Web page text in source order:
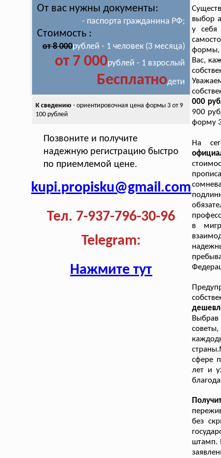
От вас нужны документы:
- паспорта гражданина РФ;
Стоимость :
от 8 000рублей - 1 человек (3 месяца)
от 7 000рублей - 1 взрослый
Бесплатнодети
К сведению - ориентировочная цена формы 3 от 9
100 рублей
Позвоните и получите
надежную регистрацию быстро
по приемлемой цене.
kupi.propisku@gmail.com
Тел. 7-937-796-30-96
Telegram:
Нажмите тут
выбор
у себя
формы,
Вас,
000
900
форму
На
в
Выбрав
сфере
лет и
без
штамп.